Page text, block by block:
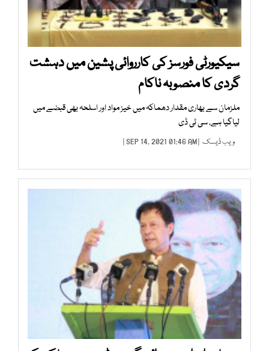
سیکیورٹی فورسز کی کارروائی پشین میں دہشت
گردی کا منصوبہ ناکام
ملزمان سے بھاری مقدار دھماکہ میں خیز مواد اور اسلحہ بھی قبضے میں
لیاگیا ہے، سی ٹی ڈی
ویب ڈیسک | SEP 14, 2021 01:46 AM |